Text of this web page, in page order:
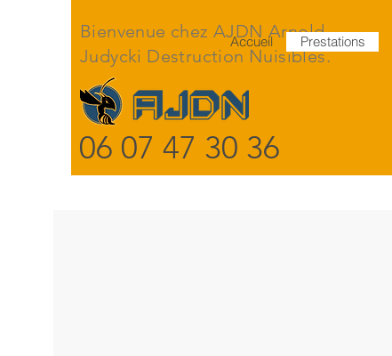
Bienvenue chez AJDN Arnold
Judycki Destruction Nuisibles.
06 07 47 30 36
Accueil Prestations